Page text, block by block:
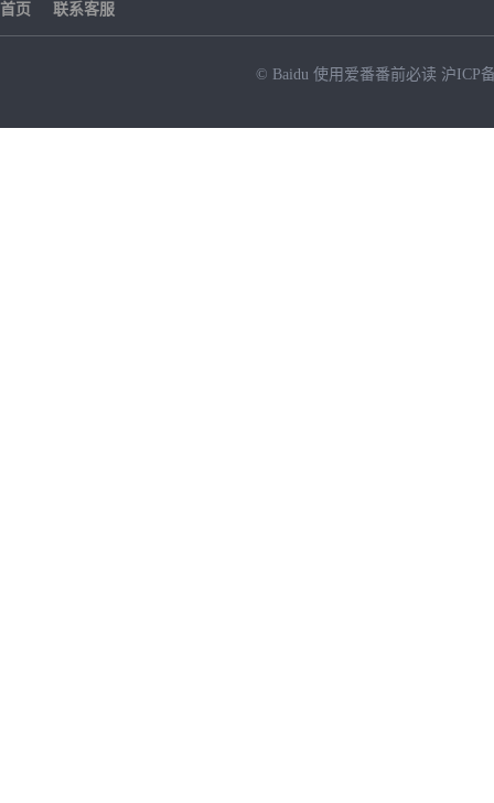
首页 联系客服
© Baidu 使用爱番番前必读 沪ICP